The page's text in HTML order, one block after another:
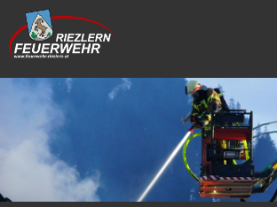
direkt zur Navigation
direkt zum Inhalt